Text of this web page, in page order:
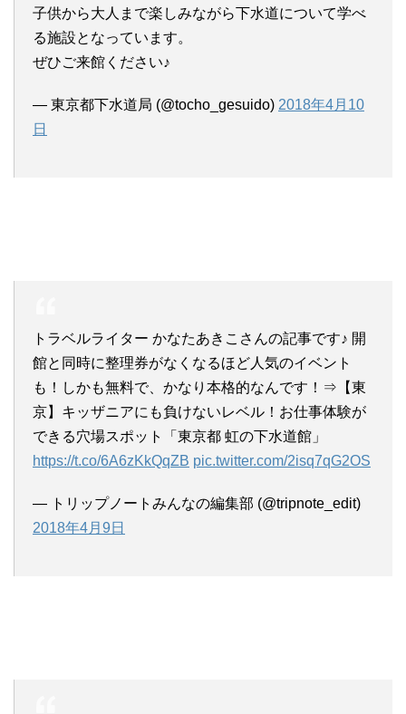
子供から大人まで楽しみながら下水道について学べ
る施設となっています。
ぜひご来館ください♪
— 東京都下水道局 (@tocho_gesuido) 2018年4月10
日
トラベルライター かなたあきこさんの記事です♪ 開
館と同時に整理券がなくなるほど人気のイベント
も！しかも無料で、かなり本格的なんです！⇒【東
京】キッザニアにも負けないレベル！お仕事体験が
できる穴場スポット「東京都 虹の下水道館」
https://t.co/6A6zKkQqZB pic.twitter.com/2isq7qG2OS
— トリップノートみんなの編集部 (@tripnote_edit)
2018年4月9日